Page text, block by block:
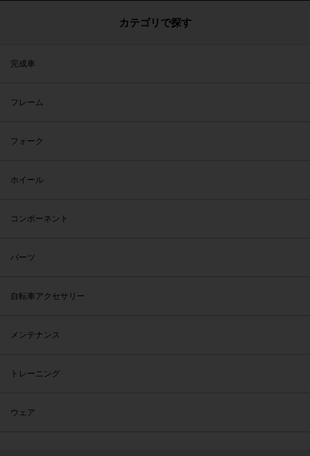
カテゴリで探す
完成車
フレーム
フォーク
ホイール
コンポーネント
パーツ
自転車アクセサリー
メンテナンス
トレーニング
ウェア